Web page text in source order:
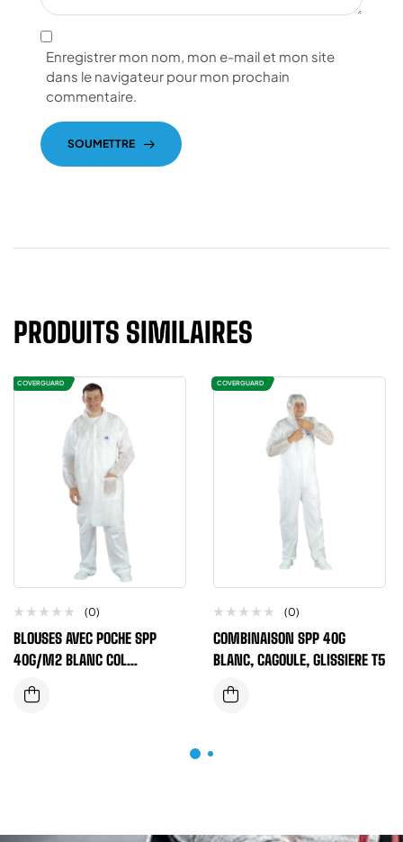
Enregistrer mon nom, mon e-mail et mon site
dans le navigateur pour mon prochain
commentaire.
SOUMETTRE
PRODUITS SIMILAIRES
COVERGUARD
(0)
BLOUSES AVEC POCHE SPP
40G/M2 BLANC COL
CLASSIQUE
COVERGUARD
(0)
COMBINAISON SPP 40G
BLANC, CAGOULE, GLISSIERE T5